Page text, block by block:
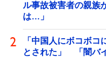
ル事故被害者の親
は…」
「中国人にボコボ
とされた」 「闇バ